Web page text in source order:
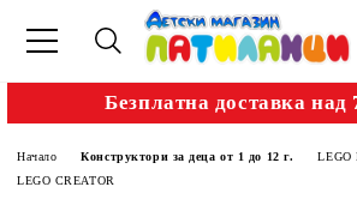
Безплатна доставка над
Начало Конструктори за деца от 1 до 12 г.
LEGO
LEGO CREATOR